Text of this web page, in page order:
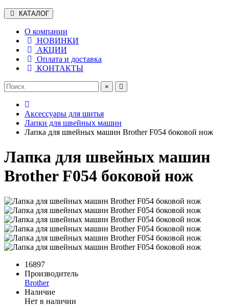
КАТАЛОГ
О компании
НОВИНКИ
АКЦИИ
Оплата и доставка
КОНТАКТЫ
×
Аксессуары для шитья
Лапки для швейных машин
Лапка для швейных машин Brother F054 боковой нож
Лапка для швейных машин
Brother F054 боковой нож
16897
Производитель
Brother
Наличие
Нет в наличии